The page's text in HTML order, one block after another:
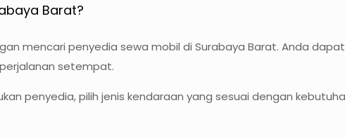
Barat?
mencari penyedia sewa mobil di Surabaya Barat. Anda
setempat.
penyedia, pilih jenis kendaraan yang sesuai dengan